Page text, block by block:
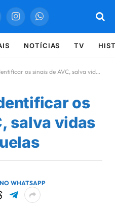
InstagramWhatsApp
NOTÍCIAS TV
os sinais de AVC, salva vidas e diminui sequelas
os
salva vidas
WHATSAPP